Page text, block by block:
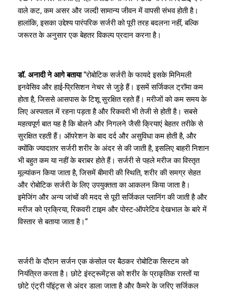
वाले कट, कम असर और जल्दी सामान्य जीवन में वापसी संभव होती है।
हालांकि, इसका उद्देश्य पारंपरिक सर्जरी को पूरी तरह बदलना नहीं, बल्कि
जरूरत के अनुसार एक बेहतर विकल्प प्रदान करना है।
डॉ. अनादी ने आगे बताया“रोबोटिक सर्जरी के फायदे इसके मिनिमली
इनवेसिव और हाई-प्रिसिशन नेचर से जुड़े हैं। इसमें सर्जिकल ट्रॉमा कम
होता है, जिससे आसपास के टिशू सुरक्षित रहते हैं। मरीजों को कम समय के
लिए अस्पताल में रहना पड़ता है और रिकवरी भी तेजी से होती है। सबसे
महत्वपूर्ण बात यह है कि बोलने और निगलने जैसी क्रियाएं बेहतर तरीके से
सुरक्षित रहती हैं। ऑपरेशन के बाद दर्द और असुविधा कम होती है, और
क्योंकि ज्यादातर सर्जरी शरीर के अंदर से की जाती है, इसलिए बाहरी निशान
भी बहुत कम या नहीं के बराबर होते हैं। सर्जरी से पहले मरीज का विस्तृत
मूल्यांकन किया जाता है, जिसमें बीमारी की स्थिति, शरीर की समग्र सेहत
और रोबोटिक सर्जरी के लिए उपयुक्तता का आकलन किया जाता है।
इमेजिंग और अन्य जांचों की मदद से पूरी सर्जिकल प्लानिंग की जाती है और
मरीज को प्रक्रिया, रिकवरी टाइम और पोस्ट-ऑपरेटिव देखभाल के बारे में
विस्तार से बताया जाता है।“
सर्जरी के दौरान सर्जन एक कंसोल पर बैठकर रोबोटिक सिस्टम को
नियंत्रित करता है। छोटे इंस्ट्रूमेंट्स को शरीर के प्राकृतिक रास्तों या
छोटे एंट्री पॉइंट्स से अंदर डाला जाता है और कैमरे के जरिए सर्जिकल